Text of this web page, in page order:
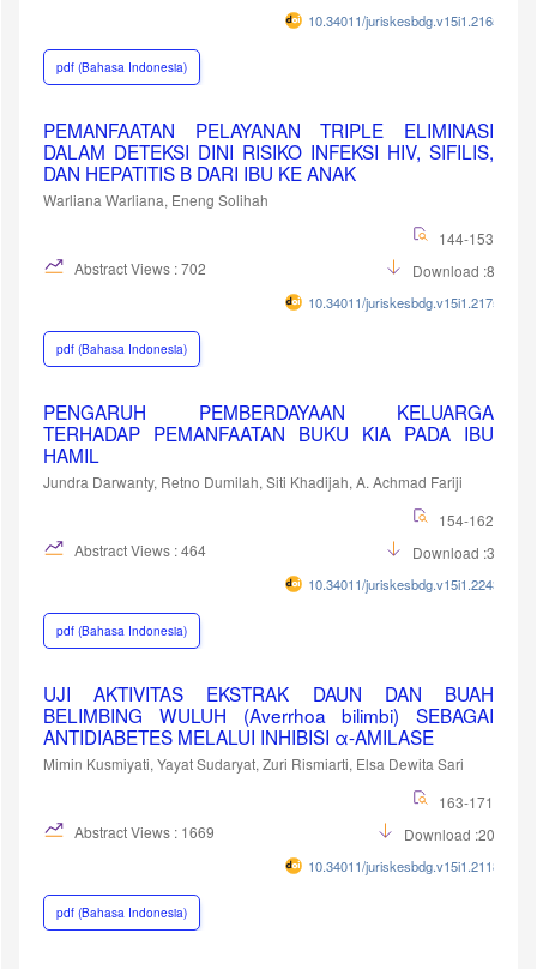
10.34011/juriskesbdg.v15i1.2165
pdf (Bahasa Indonesia)
PEMANFAATAN PELAYANAN TRIPLE ELIMINASI
DALAM DETEKSI DINI RISIKO INFEKSI HIV, SIFILIS,
DAN HEPATITIS B DARI IBU KE ANAK
Warliana Warliana, Eneng Solihah
144-153
Abstract Views : 702
Download :881
10.34011/juriskesbdg.v15i1.2175
pdf (Bahasa Indonesia)
PENGARUH PEMBERDAYAAN KELUARGA
TERHADAP PEMANFAATAN BUKU KIA PADA IBU
HAMIL
Jundra Darwanty, Retno Dumilah, Siti Khadijah, A. Achmad Fariji
154-162
Abstract Views : 464
Download :374
10.34011/juriskesbdg.v15i1.2243
pdf (Bahasa Indonesia)
UJI AKTIVITAS EKSTRAK DAUN DAN BUAH
BELIMBING WULUH (Averrhoa bilimbi) SEBAGAI
ANTIDIABETES MELALUI INHIBISI α-AMILASE
Mimin Kusmiyati, Yayat Sudaryat, Zuri Rismiarti, Elsa Dewita Sari
163-171
Abstract Views : 1669
Download :2020
10.34011/juriskesbdg.v15i1.2118
pdf (Bahasa Indonesia)